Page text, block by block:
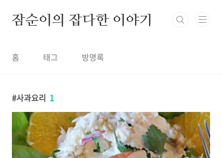
잠순이의 잡다한 이야기
홈 태그 방명록
사과요리 1